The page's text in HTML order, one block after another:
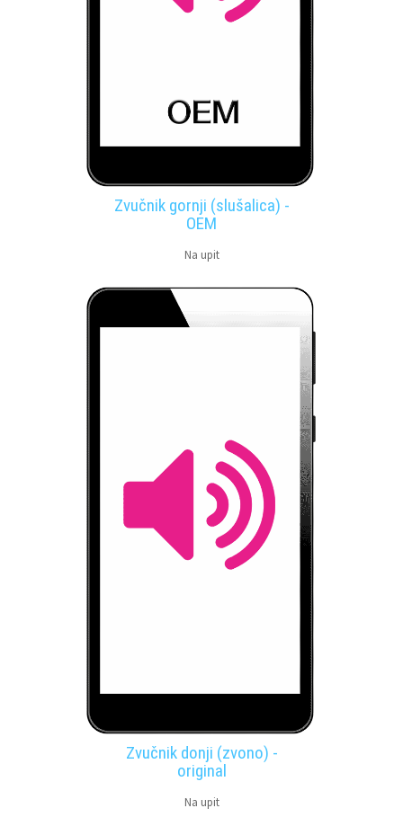
Zvučnik gornji (slušalica) -
OEM
Na upit
Zvučnik donji (zvono) -
original
Na upit